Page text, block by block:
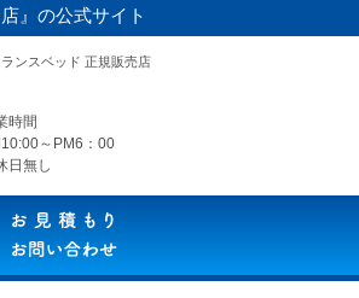
』の公式サイト
ランスベッド 正規販売店
時間
～PM6：00
日無し